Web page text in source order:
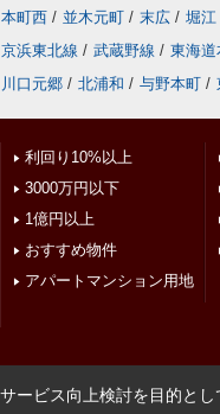
本町西 / 並木元町 / 末広 / 堀江
京浜東北線 / 武蔵野線 / 東海道
川口元郷 / 北浦和 / 与野本町 /
利回り10%以上
3000万円以下
1億円以上
おすすめ物件
アパートマンション用地
ービス向上検討を目的と